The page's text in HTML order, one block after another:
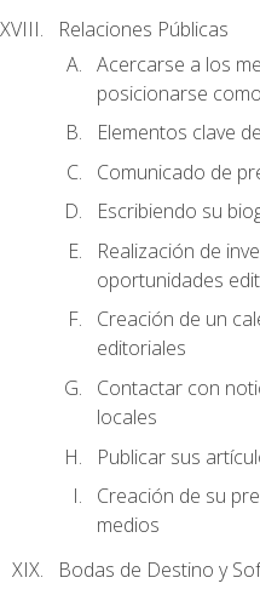
Relaciones Públicas
Acercarse a los
posicionarse
Elementos clave
Comunicado de
Escribiendo su
Realización de
oportunidades
Creación de un
editoriales
Contactar con
locales
Publicar sus
Creación de su
medios
Bodas de Destino y